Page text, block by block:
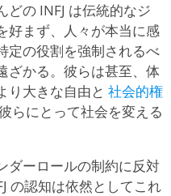
の INFJ は伝統的なジ
好まず、人々が本当に感
定の役割を強制されるべ
ざかる。彼らは甚至、体
り大きな自由と 社会的権
らにとって社会を変える
ダーロールの制約に反対
の認知は依然としてこれ